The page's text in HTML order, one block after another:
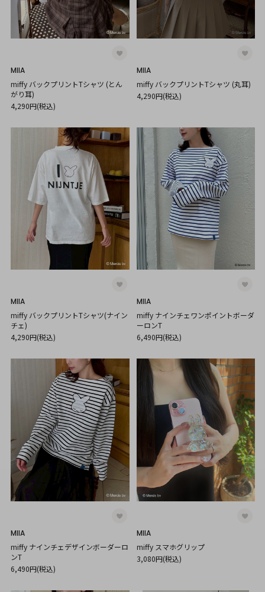
MIIA
miffy バックプリントTシャツ (とん
がり耳)
4,290円(税込)
MIIA
miffy バックプリントTシャツ (丸耳)
4,290円(税込)
MIIA
miffy バックプリントTシャツ(ナイン
チェ)
4,290円(税込)
MIIA
miffy ナインチェワンポイントボーダ
ーロンT
6,490円(税込)
MIIA
miffy ナインチェデザインボーダーロ
ンT
6,490円(税込)
MIIA
miffy スマホグリップ
3,080円(税込)